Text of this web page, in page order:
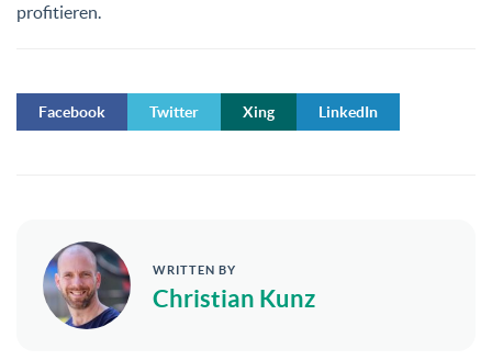
profitieren.
Facebook Twitter Xing LinkedIn
WRITTEN BY
Christian Kunz